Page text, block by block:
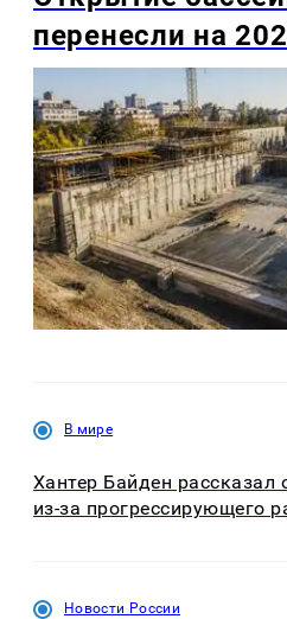
перенесли на
В мире
Хантер Байден
из-за прогрессирующего
Новости России